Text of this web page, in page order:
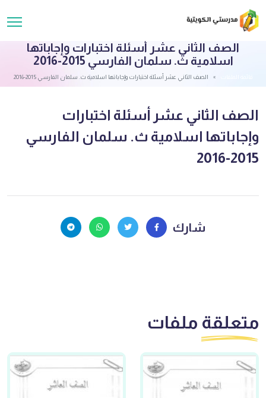
الصف الثاني عشر أسئلة اختبارات وإجاباتها
اسلامية ث. سلمان الفارسي 2015-2016
الصف الثاني عشر أسئلة اختبارات وإجاباتها اسلامية ث. سلمان الفارسي 2015-2016
الصف الثاني عشر أسئلة اختبارات
وإجاباتها اسلامية ث. سلمان الفارسي
2015-2016
شارك
متعلقة ملفات